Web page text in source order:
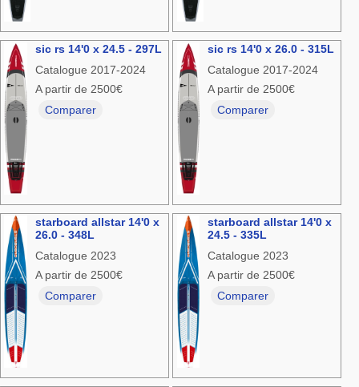
sic rs 14'0 x 24.5 - 297L
Catalogue 2017-2024
A partir de 2500€
Comparer
sic rs 14'0 x 26.0 - 315L
Catalogue 2017-2024
A partir de 2500€
Comparer
starboard allstar 14'0 x
26.0 - 348L
Catalogue 2023
A partir de 2500€
Comparer
starboard allstar 14'0 x
24.5 - 335L
Catalogue 2023
A partir de 2500€
Comparer